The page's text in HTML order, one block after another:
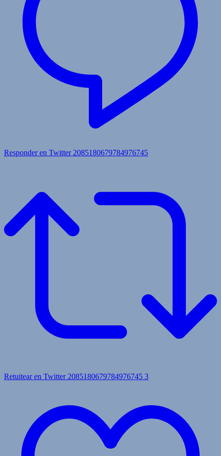
Responder en Twitter 2085180679784976745
Retuitear en Twitter 2085180679784976745 3